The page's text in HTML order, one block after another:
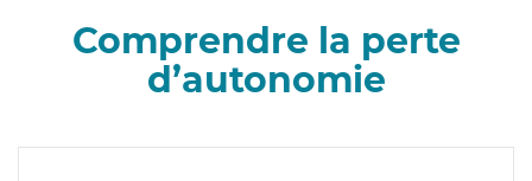
Comprendre la perte
d’autonomie